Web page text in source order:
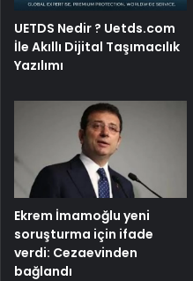
UETDS Nedir ? Uetds.com
İle Akıllı Dijital Taşımacılık
Yazılımı
Ekrem İmamoğlu yeni
soruşturma için ifade
verdi: Cezaevinden
bağlandı